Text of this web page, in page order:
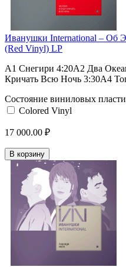
Иванушки International – Об
(Red Vinyl) LP
A1 Снегири 4:20A2 Два
Кричать Всю Ночь 3:30A4
Состояние виниловых
Colored Vinyl
17 000.00 ₽
В корзину